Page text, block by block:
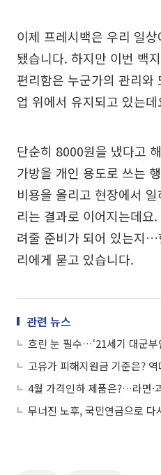
이제 프레시백은 우리 일
됐습니다. 하지만 이번 백
편리함은 누군가의 관리와
업 위에서 유지되고 있는데
단순히 8000원을 냈다고
가방을 개인 용도로 쓰는
비용을 올리고 현장에서
리는 결과로 이어지는데
려줄 준비가 되어 있는지
리에게 묻고 있습니다.
관련 뉴스
흐린 눈 필수…‘21세기 대군부
고유가 피해지원금 기준은?
4월 가격인하 제품은?…라면·
무너진 노후, 국민연금으로 다